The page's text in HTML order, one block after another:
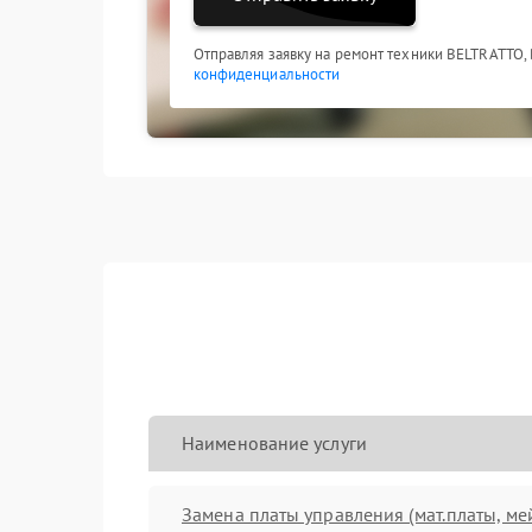
Отправляя заявку на ремонт техники
конфиденциальности
Наименование услуги
Замена платы управления (мат.платы,